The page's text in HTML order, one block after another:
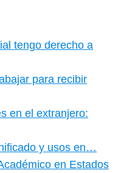
tengo derecho a
para recibir
en el extranjero:
y usos en…
en Estados